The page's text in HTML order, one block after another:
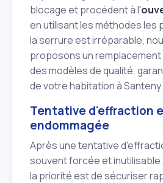
blocage et procèdent à l'
en utilisant les méthodes les
la serrure est irréparable,
proposons un remplacement
des modèles de qualité,
de votre habitation à
Tentative d'effraction
endommagée
Après une tentative
souvent forcée et inutilisable.
la priorité est de sécuriser